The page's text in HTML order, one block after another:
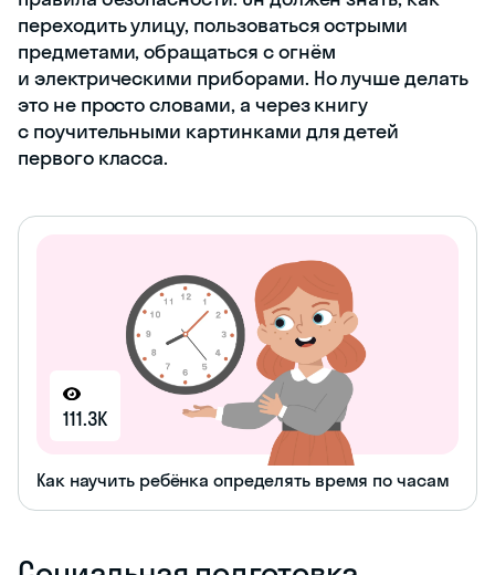
переходить улицу, пользоваться острыми
предметами, обращаться с огнём
и электрическими приборами. Но лучше делать
это не просто словами, а через книгу
с поучительными картинками для детей
первого класса.
111.3K
Как научить ребёнка определять время по часам